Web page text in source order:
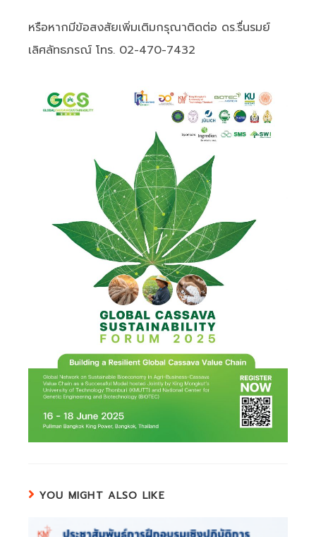
หรือหากมีข้อสงสัยเพิ่มเติมกรุณาติดต่อ ดร.รื่นรมย์
เลิศลัทธภรณ์ โทร. 02-470-7432
YOU MIGHT ALSO LIKE